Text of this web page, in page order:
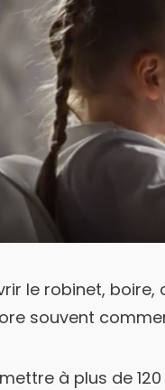
le robinet,
souvent
à plus de